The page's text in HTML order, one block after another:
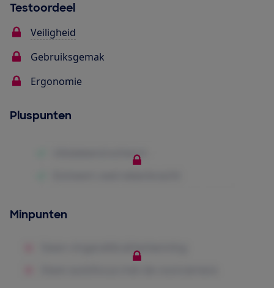
Testoordeel
Veiligheid
Gebruiksgemak
Ergonomie
Pluspunten
Minpunten